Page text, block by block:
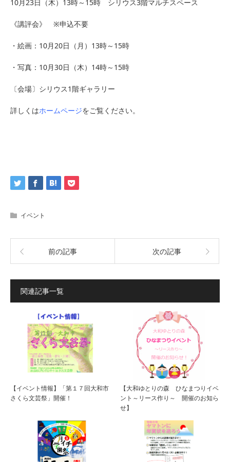
10月23日（木）13時～15時 シリウス3階マルチスペース
《講評会》 ※申込不要
・絵画：10月20日（月）13時～15時
・写真：10月30日（木）14時～15時
〔会場〕シリウス1階ギャラリー
詳しくはホームページをご覧ください。
イベント
前の記事 次の記事
関連記事一覧
【イベント情報】「第１７回大和市
さくら文芸祭」開催！
【大和ゆとりの森 ひなまつりイベ
ント～リース作り～ 開催のお知ら
せ】